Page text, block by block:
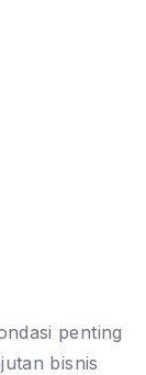
penting
bisnis